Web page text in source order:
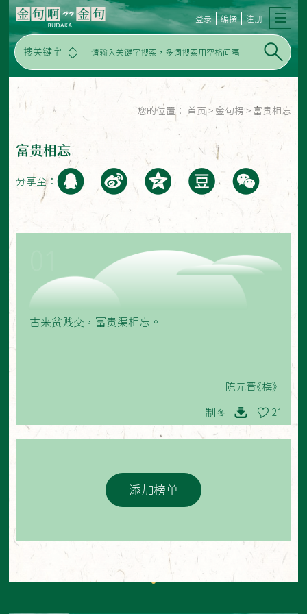
搜关键字
登录 编撰 注册
您的位置： 首页 > 金句榜 > 富贵相忘
富贵相忘
分享至：
古来贫贱交，富贵渠相忘。
陈元晋《梅》
制图 21
添加榜单